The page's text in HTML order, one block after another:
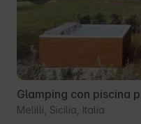
Glamping con piscina
Melilli, Sicilia, Italia